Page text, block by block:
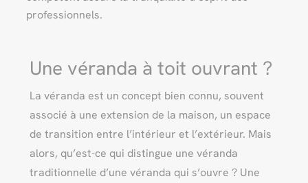
professionnels.
Une véranda à toit ouvrant ?
La véranda est un concept bien connu, souvent
associé à une extension de la maison, un espace
de transition entre l’intérieur et l’extérieur. Mais
alors, qu’est-ce qui distingue une véranda
traditionnelle d’une véranda qui s’ouvre ? Une